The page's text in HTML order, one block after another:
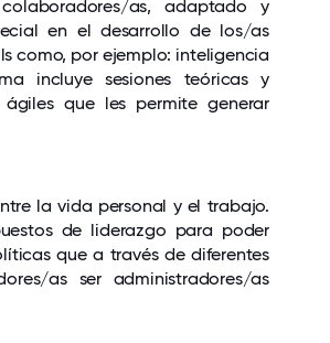
as, adaptado y
en el desarrollo de los/as
como, por ejemplo: inteligencia
incluye sesiones teóricas y
que les permite generar
la vida personal y el trabajo.
de liderazgo para poder
que a través de diferentes
as ser administradores/as